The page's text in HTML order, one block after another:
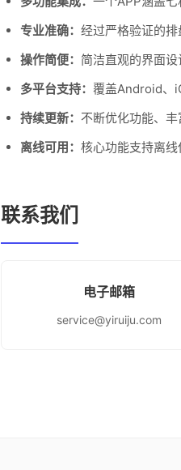
专业准确： 经过严格验证的
操作简便： 简洁直观的界面
多平台支持： 覆盖Android、
持续更新： 不断优化功能、
离线可用： 核心功能支持离
联系我们
电子邮箱
service@yiruiju.com